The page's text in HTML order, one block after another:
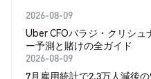
2026-08-09
Uber CFOバラジ・クリシ
ー予測と賭けの全ガイド
2026-08-09
7月雇用統計で2.3万人減後